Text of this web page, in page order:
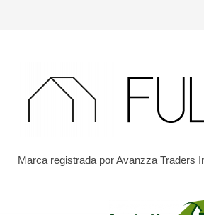
Marca registrada por Avanzza Traders